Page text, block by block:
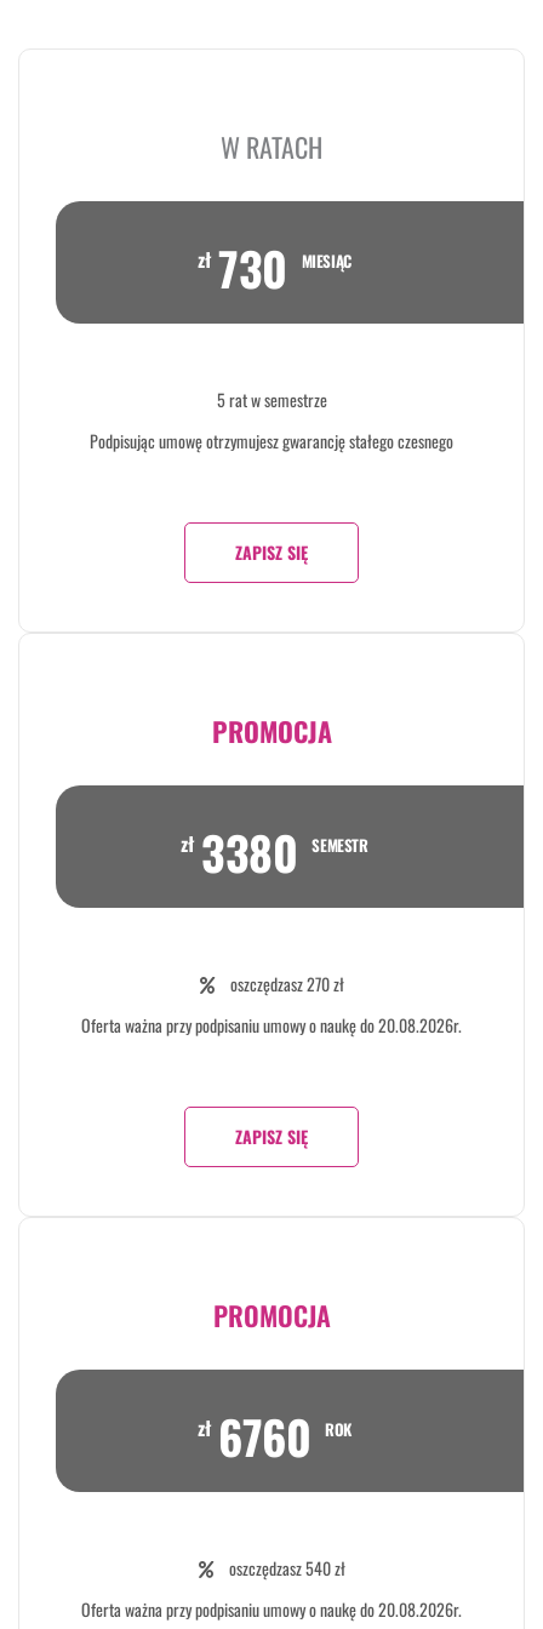
W RATACH
zł 730 MIESIĄC
5 rat w semestrze
Podpisując umowę otrzymujesz gwarancję stałego czesnego
ZAPISZ SIĘ
PROMOCJA
zł 3380 SEMESTR
oszczędzasz 270 zł
Oferta ważna przy podpisaniu umowy o naukę do 20.08.2026r.
ZAPISZ SIĘ
PROMOCJA
zł 6760 ROK
oszczędzasz 540 zł
Oferta ważna przy podpisaniu umowy o naukę do 20.08.2026r.